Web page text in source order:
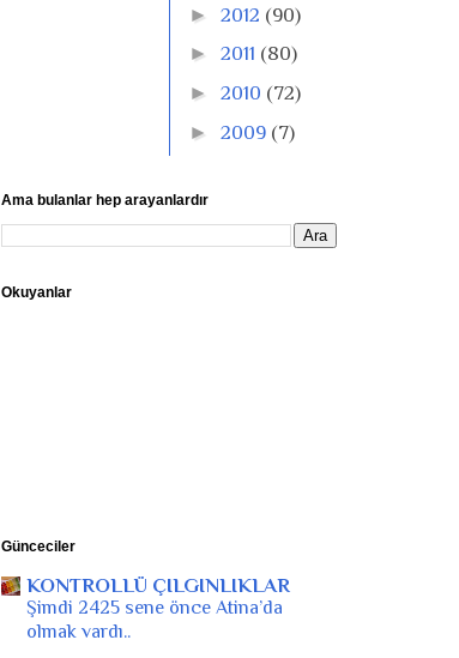
► 2012 (90)
► 2011 (80)
► 2010 (72)
► 2009 (7)
Ama bulanlar hep arayanlardır
Okuyanlar
Günceciler
KONTROLLÜ ÇILGINLIKLAR
Şimdi 2425 sene önce Atina’da
olmak vardı..